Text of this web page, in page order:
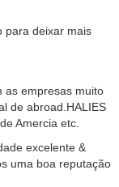
para deixar mais
as empresas muito
de abroad.HALIES
Amercia etc.
excelente &
uma boa reputação